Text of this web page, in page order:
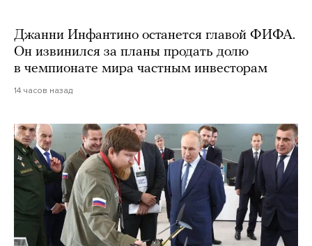
Джанни Инфантино останется главой ФИФА.
Он извинился за планы продать долю
в чемпионате мира частным инвесторам
14 часов назад